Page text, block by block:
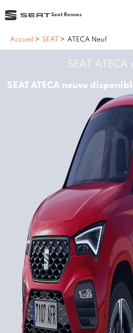
Seat Rennes
Accueil > SEAT > ATECA Neuf
SEAT ATECA
SEAT ATECA neuve